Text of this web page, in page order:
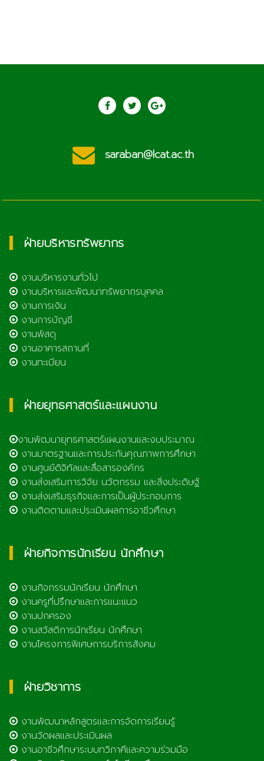
saraban@lcat.ac.th
ฝ่ายบริหารทรัพยากร
งานบริหารงานทั่วไป
งานบริหารและพัฒนาทรัพยากรบุคคล
งานการเงิน
งานการบัญชี
งานพัสดุ
งานอาคารสถานที่
งานทะเบียน
ฝ่ายยุทธศาสตร์และแผนงาน
งานพัฒนายุทธศาสตร์แผนงานและงบประมาณ
งานมาตรฐานและการประกันคุณภาพการศึกษา
งานศูนย์ดิจิทัลและสื่อสารองค์กร
งานส่งเสริมการวิจัย นวัตกรรม และสิ่งประดิษฐ์
งานส่งเสริมธุรกิจและการเป็นผู้ประกอบการ
งานติดตามและประเมินผลการอาชีวศึกษา
ฝ่ายกิจการนักเรียน นักศึกษา
งานกิจกรรมนักเรียน นักศึกษา
งานครูที่ปรึกษาและการแนะแนว
งานปกครอง
งานสวัสดิการนักเรียน นักศึกษา
งานโครงการพิเศษการบริการสังคม
ฝ่ายวิชาการ
งานพัฒนาหลักสูตรและการจัดการเรียนรู้
งานวัดผลและประเมินผล
งานอาชีวศึกษาระบบทวิภาคีและความร่วมมือ